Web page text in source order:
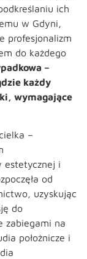
ich
w Gdyni,
profesjonalizm
do każdego
–
każdy
wymagające
–
estetycznej i
od
uzyskując
do
zabiegami na
położnicze i